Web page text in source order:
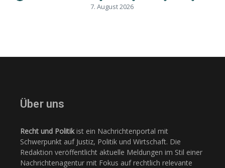
7. August 2026
Über uns
Recht und Politikist ein Nachrichtenportal mit
Schwerpunkt auf Justiz, Politik und Wirtschaft. Die
Redaktion veröffentlicht aktuelle Meldungen im Stil einer
Nachrichtenagentur mit Fokus auf rechtlich relevante